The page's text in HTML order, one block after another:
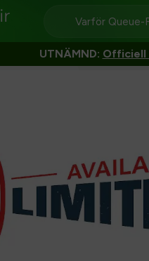
Varför Queue-
UTNÄMND: Officiell